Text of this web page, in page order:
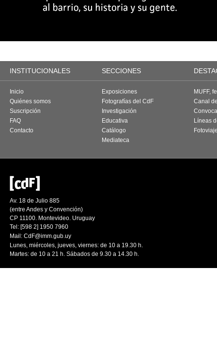
INSTITUCIONALES SECCIONES
Inicio
Quiénes somos
Suscripción
FAQ
Contacto
Exposiciones
Fotografías del CdF
Investigación
Educativa
Catálogo
Mediateca
MUFF,
Canal
Líneas
Av. 18 de Julio 885
(entre Andes y Convención)
CP 11100. Montevideo. Uruguay
Tel: [598 2] 1950 7960
Mail: CdF@imm.gub.uy
Lunes, miércoles, jueves, viernes: de 10 a 19.30 h.
Martes: de 10 a 21 h. Sábados de 9.30 a 14.30 h.